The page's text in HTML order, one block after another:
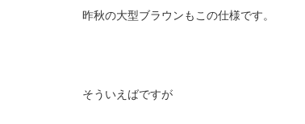
昨秋の大型ブラウンもこの仕様です。
そういえばですが